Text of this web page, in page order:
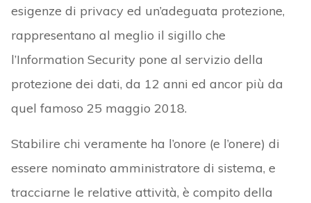
esigenze di privacy ed un’adeguata protezione,
rappresentano al meglio il sigillo che
l’Information Security pone al servizio della
protezione dei dati, da 12 anni ed ancor più da
quel famoso 25 maggio 2018.
Stabilire chi veramente ha l’onore (e l’onere) di
essere nominato amministratore di sistema, e
tracciarne le relative attività, è compito della